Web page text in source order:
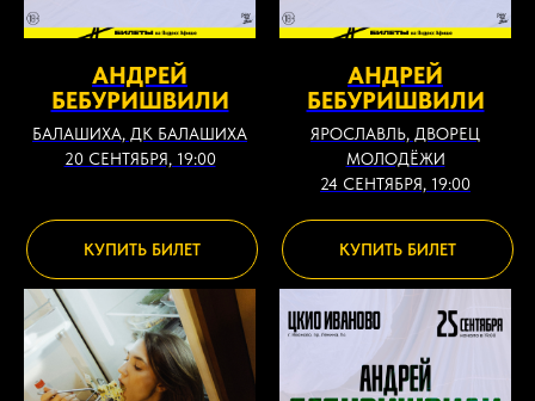
АНДРЕЙ
БЕБУРИШВИЛИ
БАЛАШИХА, ДК БАЛАШИХА
20 СЕНТЯБРЯ, 19:00
КУПИТЬ БИЛЕТ
АНДРЕЙ
БЕБУРИШВИЛИ
ЯРОСЛАВЛЬ, ДВОРЕЦ
МОЛОДЁЖИ
24 СЕНТЯБРЯ, 19:00
КУПИТЬ БИЛЕТ